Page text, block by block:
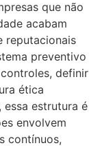
que não
acabam
reputacionais
preventivo
definir
ética
essa estrutura é
envolvem
contínuos,